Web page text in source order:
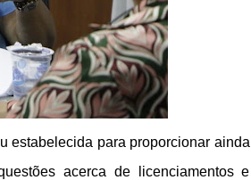
estabelecida para proporcionar ainda
acerca de licenciamentos e